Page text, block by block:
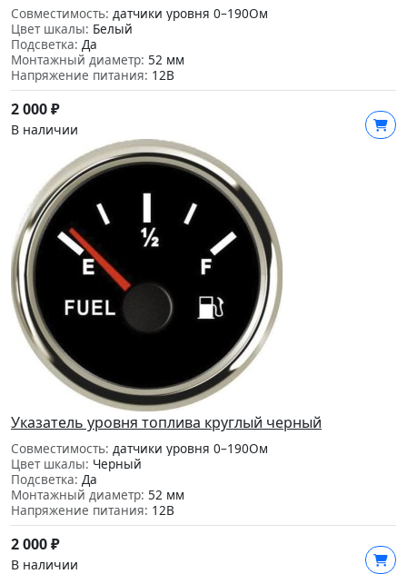
Совместимость: датчики уровня 0–190Ом
Цвет шкалы: Белый
Подсветка: Да
Монтажный диаметр: 52 мм
Напряжение питания: 12В
2 000₽
В наличии
Указатель уровня топлива круглый черный
Совместимость: датчики уровня 0–190Ом
Цвет шкалы: Черный
Подсветка: Да
Монтажный диаметр: 52 мм
Напряжение питания: 12В
2 000₽
В наличии